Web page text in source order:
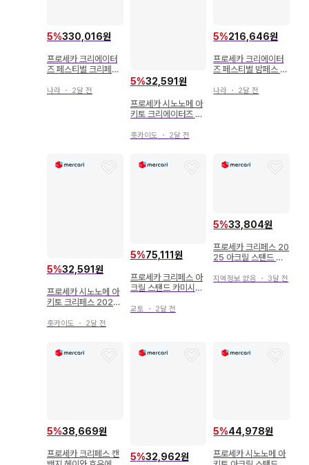
5%330,016원
프로세카 크리에이터
즈 페스티벌 크리페스
카나데
나라 ・ 2달 전
5%32,591원
프로세카 시노노메 아
키토 크리에이터즈 페
3 캔뱃지
홋카이도 ・ 2달 전
5%216,646원
프로세카 크리에이터
즈 페스티벌 밤페스 C
나
나라 ・ 2달 전
5%32,591원
프로세카 시노노메 아
키토 크리페스 2025
아크스타
홋카이도 ・ 2달 전
5%75,111원
프로세카 크리페스 아
크릴 스탠드 카미시로
교토 ・ 2달 전
5%33,804원
프로세카 크리페스 20
25 아크릴 스탠드 시
지역정보 없음 ・ 3달 전
5%38,669원
프로세카 크리페스 캔
5%32,962원
5%44,978원
프로세카 시노노메 아